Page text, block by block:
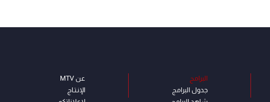
البرامج
جدول البرامج
عن MTV
الإنـتـاج